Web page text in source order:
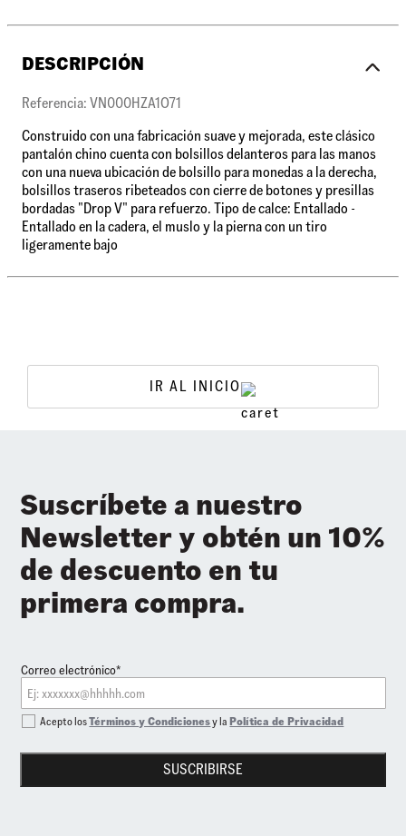
DESCRIPCIÓN
Referencia: VN000HZA1O71
Construido con una fabricación suave y mejorada, este clásico
pantalón chino cuenta con bolsillos delanteros para las manos
con una nueva ubicación de bolsillo para monedas a la derecha,
bolsillos traseros ribeteados con cierre de botones y presillas
bordadas "Drop V" para refuerzo. Tipo de calce: Entallado -
Entallado en la cadera, el muslo y la pierna con un tiro
ligeramente bajo
IR AL INICIO
Suscríbete a nuestro
Newsletter y obtén un 10%
de descuento en tu
primera compra.
Correo electrónico*
SUSCRIBIRSE
Acepto losTérminos y Condicionesy laPolítica de Privacidad